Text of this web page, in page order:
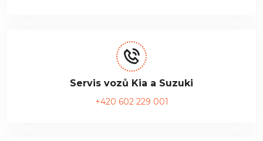
Servis vozů Kia a Suzuki
+420 602 229 001